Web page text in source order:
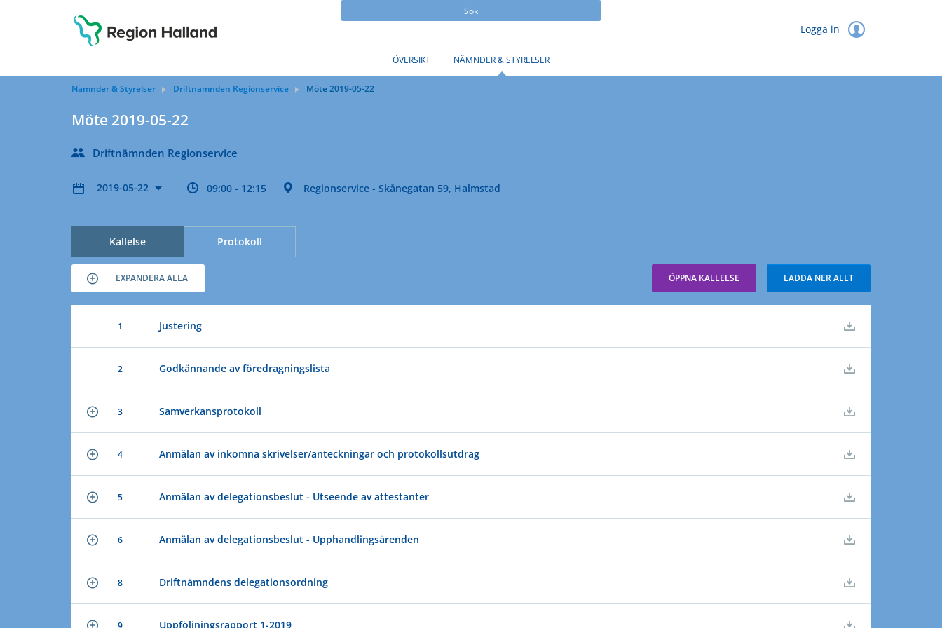
Sök
Logga in
ÖVERSIKT NÄMNDER & STYRELSER
Nämnder & Styrelser Driftnämnden Regionservice Möte 2019-05-22
Möte 2019-05-22
Driftnämnden Regionservice
2019-05-22 09:00 - 12:15 Regionservice - Skånegatan 59, Halmstad
Kallelse Protokoll
EXPANDERA ALLA ÖPPNA KALLELSE LADDA NER ALLT
1 Justering
2 Godkännande av föredragningslista
3 Samverkansprotokoll
4 Anmälan av inkomna skrivelser/anteckningar och protokollsutdrag
5 Anmälan av delegationsbeslut - Utseende av attestanter
6 Anmälan av delegationsbeslut - Upphandlingsärenden
8 Driftnämndens delegationsordning
9 Uppföljningsrapport 1-2019